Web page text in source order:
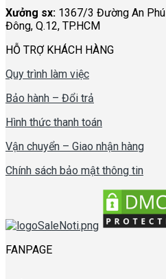
Xưởng sx: 1367/3 Đường An
Đông, Q.12, TP.HCM
HỖ TRỢ KHÁCH HÀNG
Quy trình làm việc
Bảo hành – Đổi trả
Hình thức thanh toán
Vận chuyển – Giao nhận hàng
Chính sách bảo mật thông tin
FANPAGE